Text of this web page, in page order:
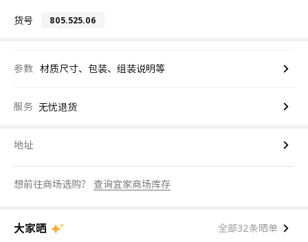
货号 805.525.06
参数 材质尺寸、包装、组装说明等
服务 无忧退货
地址
想前往商场选购？ 查询宜家商场库存
大家晒 全部32条晒单